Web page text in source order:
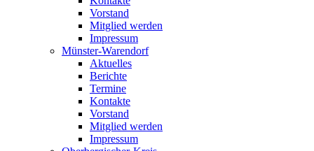
Vorstand
Mitglied werden
Impressum
Münster-Warendorf
Aktuelles
Berichte
Termine
Kontakte
Vorstand
Mitglied werden
Impressum